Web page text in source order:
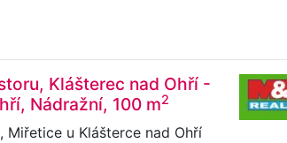
Klášterec nad Ohří -
Nádražní, 100 m2
Miřetice u Klášterce nad Ohří